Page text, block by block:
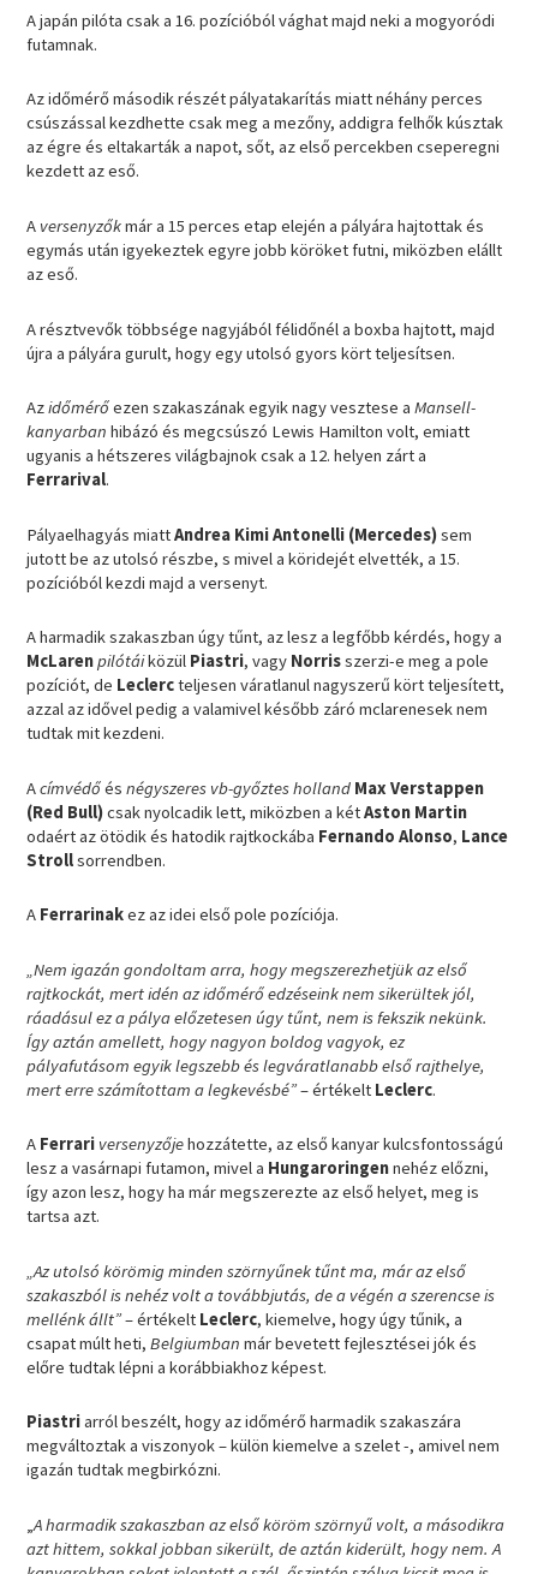
A japán pilóta csak a 16. pozícióból vághat majd neki a mogyoródi
futamnak.
Az időmérő második részét pályatakarítás miatt néhány perces
csúszással kezdhette csak meg a mezőny, addigra felhők kúsztak
az égre és eltakarták a napot, sőt, az első percekben cseperegni
kezdett az eső.
A versenyzőkmár a 15 perces etap elején a pályára hajtottak és
egymás után igyekeztek egyre jobb köröket futni, miközben elállt
az eső.
A résztvevők többsége nagyjából félidőnél a boxba hajtott, majd
újra a pályára gurult, hogy egy utolsó gyors kört teljesítsen.
Azidőmérőezen szakaszának egyik nagy vesztese aMansell-
kanyarban hibázó és megcsúszó Lewis Hamilton volt, emiatt
ugyanis a hétszeres világbajnok csak a 12. helyen zárt a
Ferrarival.
Pályaelhagyás miattAndrea Kimi Antonelli (Mercedes)sem
jutott be az utolsó részbe, s mivel a köridejét elvették, a 15.
pozícióból kezdi majd a versenyt.
A harmadik szakaszban úgy tűnt, az lesz a legfőbb kérdés, hogy a
McLarenpilótáiközül Piastri, vagy Norrisszerzi-e meg a pole
pozíciót, de Leclercteljesen váratlanul nagyszerű kört teljesített,
azzal az idővel pedig a valamivel később záró mclarenesek nem
tudtak mit kezdeni.
Acímvédőésnégyszeres vb-győztes holland Max Verstappen
(Red Bull)csak nyolcadik lett, miközben a kétAston Martin
odaért az ötödik és hatodik rajtkockába Fernando Alonso, Lance
Strollsorrendben.
A Ferrarinakez az idei első pole pozíciója.
„Nem igazán gondoltam arra, hogy megszerezhetjük az első
rajtkockát, mert idén az időmérő edzéseink nem sikerültek jól,
ráadásul ez a pálya előzetesen úgy tűnt, nem is fekszik nekünk.
Így aztán amellett, hogy nagyon boldog vagyok, ez
pályafutásom egyik legszebb és legváratlanabb első rajthelye,
mert erre számítottam a legkevésbé”– értékelt Leclerc.
A Ferrari versenyzőjehozzátette, az első kanyar kulcsfontosságú
lesz a vasárnapi futamon, mivel a Hungaroringennehéz előzni,
így azon lesz, hogy ha már megszerezte az első helyet, meg is
tartsa azt.
„Az utolsó körömig minden szörnyűnek tűnt ma, már az első
szakaszból is nehéz volt a továbbjutás, de a végén a szerencse is
mellénk állt”– értékelt Leclerc, kiemelve, hogy úgy tűnik, a
csapat múlt heti,Belgiumban már bevetett fejlesztései jók és
előre tudtak lépni a korábbiakhoz képest.
Piastriarról beszélt, hogy az időmérő harmadik szakaszára
megváltoztak a viszonyok – külön kiemelve a szelet -, amivel nem
igazán tudtak megbirkózni.
„A harmadik szakaszban az első köröm szörnyű volt, a másodikra
azt hittem, sokkal jobban sikerült, de aztán kiderült, hogy nem. A